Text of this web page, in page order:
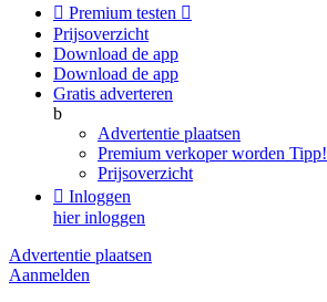
 Premium testen 
Prijsoverzicht
Download de app
Download de app
Gratis adverteren
b
Advertentie plaatsen
Premium verkoper worden Tipp!
Prijsoverzicht
 Inloggen
hier inloggen
Advertentie plaatsen
Aanmelden